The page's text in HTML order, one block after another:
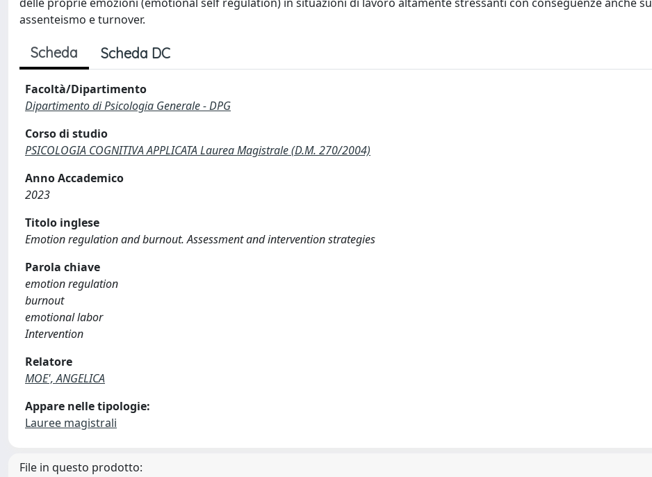
assenteismo e turnover.
Scheda Scheda DC
Facoltà/Dipartimento
Dipartimento di Psicologia Generale - DPG
Corso di studio
PSICOLOGIA COGNITIVA APPLICATA Laurea Magistrale (D.M. 270/2004)
Anno Accademico
2023
Titolo inglese
Emotion regulation and burnout. Assessment and intervention strategies
Parola chiave
emotion regulation
burnout
emotional labor
Intervention
Relatore
MOE', ANGELICA
Appare nelle tipologie:
Lauree magistrali
File in questo prodotto: